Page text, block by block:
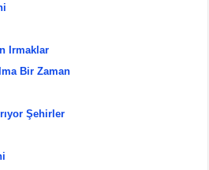
Irmaklar
Bir Zaman
Şehirler